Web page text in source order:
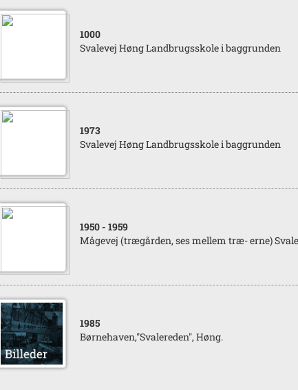
1000
Svalevej Høng Landbrugsskole i baggrunden
1973
Svalevej Høng Landbrugsskole i baggrunden
1950 - 1959
Mågevej (trægården, ses mellem træ- erne)
1985
Børnehaven,"Svalereden", Høng.